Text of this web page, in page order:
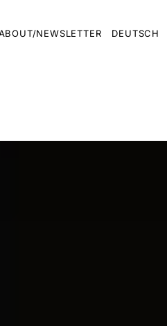
NEWSLETTER DEUTSCH